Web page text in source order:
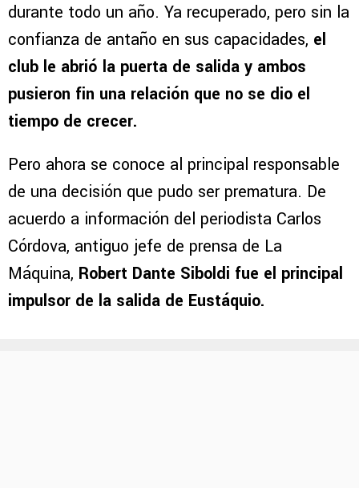
durante todo un año. Ya recuperado, pero sin la
confianza de antaño en sus capacidades, el
club le abrió la puerta de salida y ambos
pusieron fin una relación que no se dio el
tiempo de crecer.
Pero ahora se conoce al principal responsable
de una decisión que pudo ser prematura. De
acuerdo a información del periodista Carlos
Córdova, antiguo jefe de prensa de La
Máquina, Robert Dante Siboldi fue el principal
impulsor de la salida de Eustáquio.